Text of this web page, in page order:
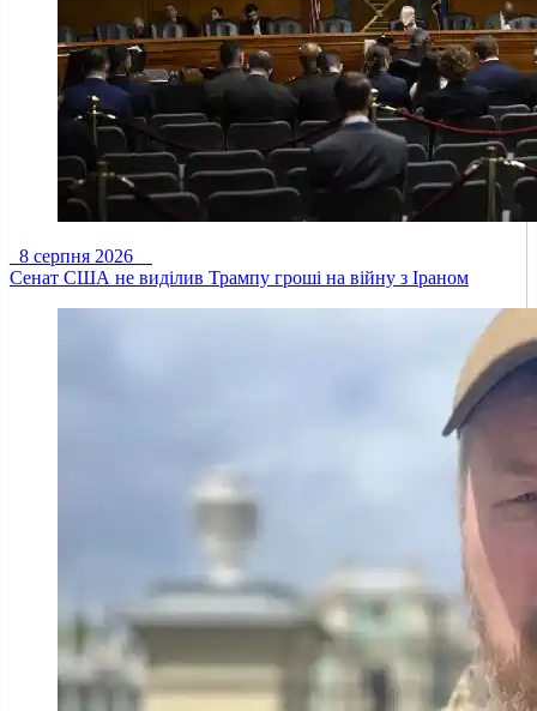
8 серпня 2026
Сенат США не виділив Трампу гроші на війну з Іраном